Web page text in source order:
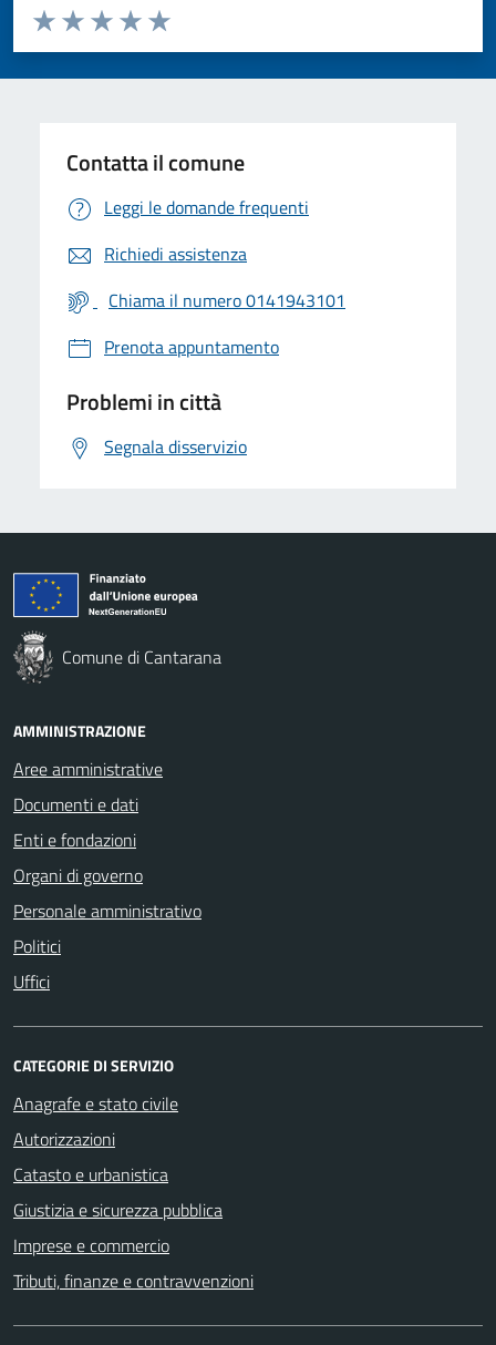
Valuta da 1 a 5 stelle la pagina
Valuta 5 stelle su 5
Valuta 4 stelle su 5
Valuta 3 stelle su 5
Valuta 2 stelle su 5
Valuta 1 stelle su 5
Contatta il comune
Leggi le domande frequenti
Richiedi assistenza
Chiama il numero 0141943101
Prenota appuntamento
Problemi in città
Segnala disservizio
Comune di Cantarana
AMMINISTRAZIONE
Aree amministrative
Documenti e dati
Enti e fondazioni
Organi di governo
Personale amministrativo
Politici
Uffici
CATEGORIE DI SERVIZIO
Anagrafe e stato civile
Autorizzazioni
Catasto e urbanistica
Giustizia e sicurezza pubblica
Imprese e commercio
Tributi, finanze e contravvenzioni